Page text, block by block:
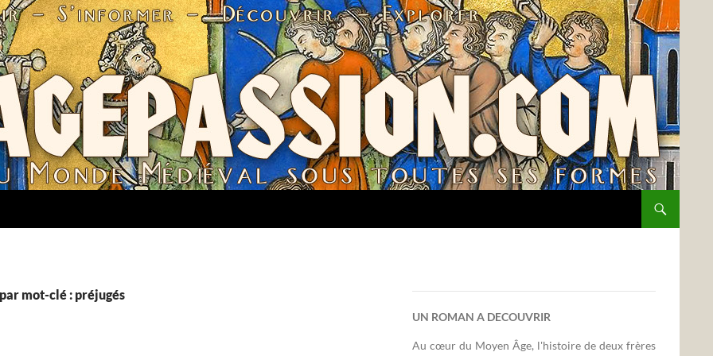
mot-clé : préjugés
UN ROMAN A DECOUVRIR
Au cœur du Moyen Âge, l'histoire de deux frères